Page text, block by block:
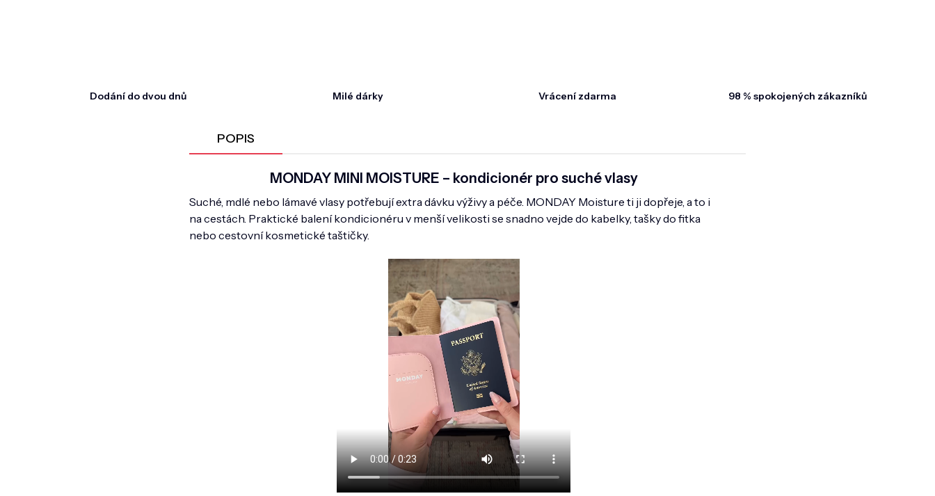
Dodání do dvou dnů Milé dárky Vrácení zdarma 98 % spokojených zákazníků
POPIS
MONDAY MINI MOISTURE – kondicionér pro suché vlasy
Suché, mdlé nebo lámavé vlasy potřebují extra dávku výživy a péče. MONDAY Moisture ti ji dopřeje, a to i
na cestách. Praktické balení kondicionéru v menší velikosti se snadno vejde do kabelky, tašky do fitka
nebo cestovní kosmetické taštičky.